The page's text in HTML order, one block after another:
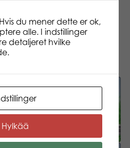
du mener dette er ok,
alle. I indstillinger
detaljeret hvilke
Hylkää